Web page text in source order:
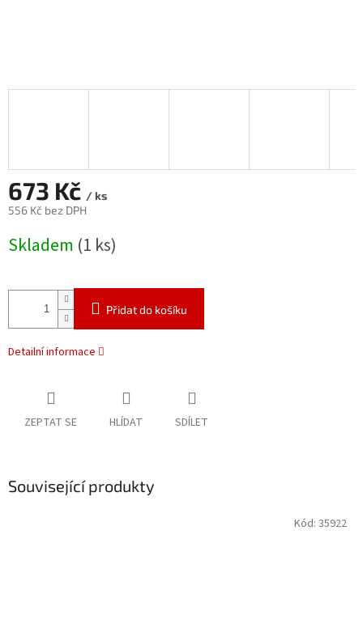
673 Kč / ks
556 Kč bez DPH
cena:
Skladem (1 ks)
Přidat do košíku
Detailní informace
ZEPTAT SE HLÍDAT SDÍLET
Související produkty
Kód: 35922